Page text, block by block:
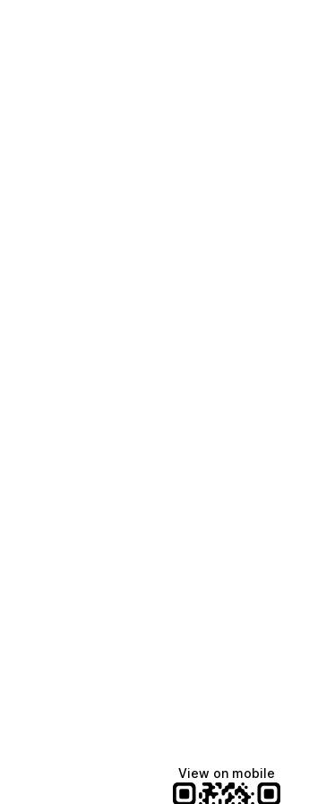
View on mobile